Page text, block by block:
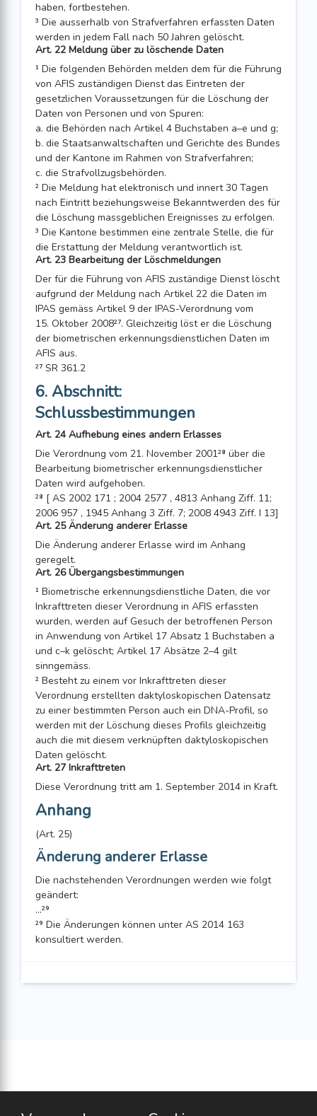
haben, fortbestehen.
³ Die ausserhalb von Strafverfahren erfassten Daten
werden in jedem Fall nach 50 Jahren gelöscht.
Art. 22 Meldung über zu löschende Daten
¹ Die folgenden Behörden melden dem für die Führung
von AFIS zuständigen Dienst das Eintreten der
gesetzlichen Voraussetzungen für die Löschung der
Daten von Personen und von Spuren:
a. die Behörden nach Artikel 4 Buchstaben a–e und g;
b. die Staatsanwaltschaften und Gerichte des Bundes
und der Kantone im Rahmen von Strafverfahren;
c. die Strafvollzugsbehörden.
² Die Meldung hat elektronisch und innert 30 Tagen
nach Eintritt beziehungsweise Bekanntwerden des für
die Löschung massgeblichen Ereignisses zu erfolgen.
³ Die Kantone bestimmen eine zentrale Stelle, die für
die Erstattung der Meldung verantwortlich ist.
Art. 23 Bearbeitung der Löschmeldungen
Der für die Führung von AFIS zuständige Dienst löscht
aufgrund der Meldung nach Artikel 22 die Daten im
IPAS gemäss Artikel 9 der IPAS-Verordnung vom
15. Oktober 2008²⁷. Gleichzeitig löst er die Löschung
der biometrischen erkennungsdienstlichen Daten im
AFIS aus.
²⁷ SR 361.2
6. Abschnitt:
Schlussbestimmungen
Art. 24 Aufhebung eines andern Erlasses
Die Verordnung vom 21. November 2001²⁸ über die
Bearbeitung biometrischer erkennungsdienstlicher
Daten wird aufgehoben.
²⁸ [ AS 2002 171 ; 2004 2577 , 4813 Anhang Ziff. 11;
2006 957 , 1945 Anhang 3 Ziff. 7; 2008 4943 Ziff. I 13]
Art. 25 Änderung anderer Erlasse
Die Änderung anderer Erlasse wird im Anhang
geregelt.
Art. 26 Übergangsbestimmungen
¹ Biometrische erkennungsdienstliche Daten, die vor
Inkrafttreten dieser Verordnung in AFIS erfassten
wurden, werden auf Gesuch der betroffenen Person
in Anwendung von Artikel 17 Absatz 1 Buchstaben a
und c–k gelöscht; Artikel 17 Absätze 2–4 gilt
sinngemäss.
² Besteht zu einem vor Inkrafttreten dieser
Verordnung erstellten daktyloskopischen Datensatz
zu einer bestimmten Person auch ein DNA-Profil, so
werden mit der Löschung dieses Profils gleichzeitig
auch die mit diesem verknüpften daktylosko­pischen
Daten gelöscht.
Art. 27 Inkrafttreten
Diese Verordnung tritt am 1. September 2014 in Kraft.
Anhang
(Art. 25)
Änderung anderer Erlasse
Die nachstehenden Verordnungen werden wie folgt
geändert:
...²⁹
²⁹ Die Änderungen können unter AS 2014 163
konsultiert werden.